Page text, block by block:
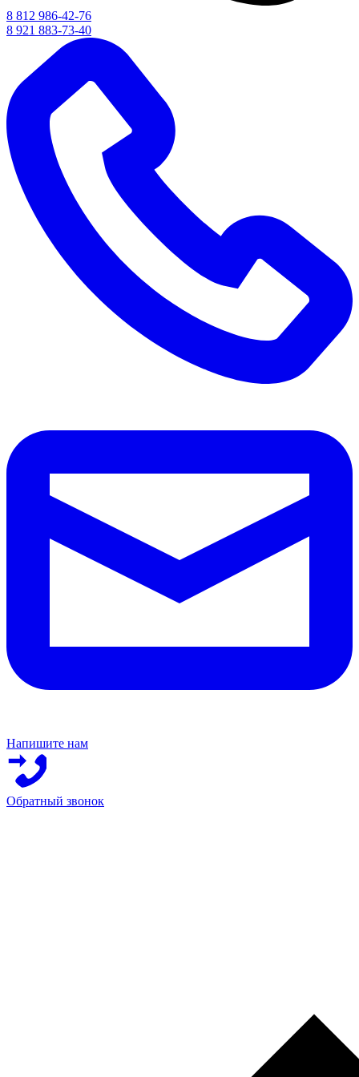
8 812 986-42-76
8 921 883-73-40
Напишите нам
Обратный звонок